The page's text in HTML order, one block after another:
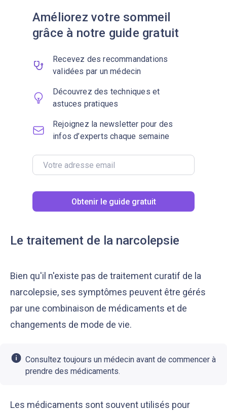
Améliorez votre sommeil
grâce à notre guide gratuit
Obtenir le guide gratuit
Recevez des recommandations
validées par un médecin
Découvrez des techniques et
astuces pratiques
Rejoignez la newsletter pour des
infos d’experts chaque semaine
Le traitement de la narcolepsie
Bien qu'il n'existe pas de traitement curatif de la
narcolepsie, ses symptômes peuvent être gérés
par une combinaison de médicaments et de
changements de mode de vie.
Consultez toujours un médecin avant de commencer à
prendre des médicaments.
Les médicaments sont souvent utilisés pour